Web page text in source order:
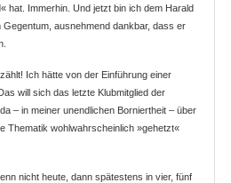
hat. Immerhin. Und jetzt bin ich dem Harald
ausnehmend dankbar, dass er
Ich hätte von der Einführung einer
will sich das letzte Klubmitglied der
– in meiner unendlichen Borniertheit – über
Thematik wohlwahrscheinlich »gehetzt«
nicht heute, dann spätestens in vier, fünf